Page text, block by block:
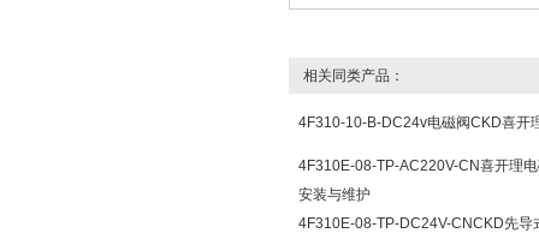
相关同类产品：
4F310-10-B-DC24v电磁阀CKD喜开
4F310E-08-TP-AC220V-CN喜开理
安装与维护
4F310E-08-TP-DC24V-CNCKD先导